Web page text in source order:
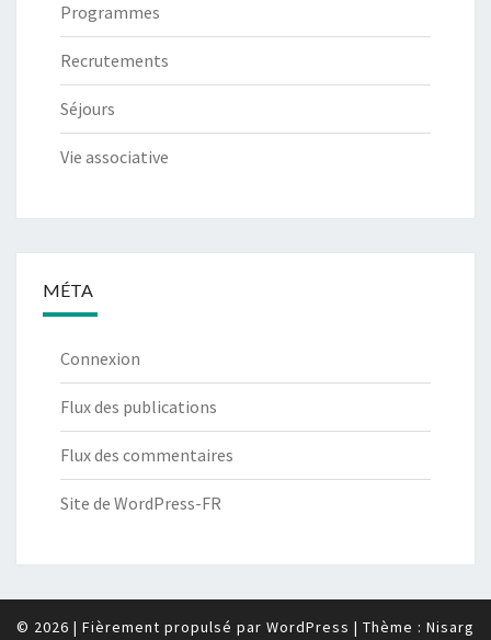
Programmes
Recrutements
Séjours
Vie associative
MÉTA
Connexion
Flux des publications
Flux des commentaires
Site de WordPress-FR
© 2026 | Fièrement propulsé par WordPress | Thème : Nisarg